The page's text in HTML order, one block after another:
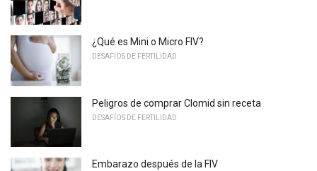
¿Qué es Mini o Micro FIV?
DESAFÍOS DE FERTILIDAD
Peligros de comprar Clomid sin receta
DESAFÍOS DE FERTILIDAD
Embarazo después de la FIV